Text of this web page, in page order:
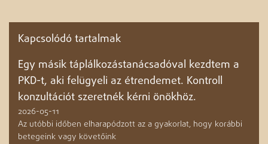
Kapcsolódó tartalmak
Egy másik táplálkozástanácsadóval kezdtem a
PKD-t, aki felügyeli az étrendemet. Kontroll
konzultációt szeretnék kérni önökhöz.
2026-05-11
Az utóbbi időben elharapódzott az a gyakorlat, hogy korábbi
betegeink vagy követőink